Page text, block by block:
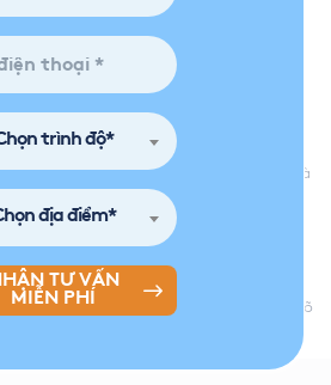
trại hè và câu lạc bộ nói tiếng Anh
đã giúp học viên nhanh chóng mở
giúp bạn nhớ từ mới nhanh hơn
có những ưu điểm riêng. Vì vậy, tốt
cách khác nhau để tăng hiệu quả
duy trì được hứng thú với tiếng Anh và
khổng lồ nhé!
là địa chỉ học tiếng anh uy tín và
viên đạt chuẩn quốc tế, chương
cứu kỹ lưỡng cùng cơ sở vật chất hiện
kết kết quả tối ưu và có sự thay đổi rõ
nhập ngôi nhà chung YOLA.
trình độ*
địa điểm*
TƯ VẤN
MIỄN PHÍ